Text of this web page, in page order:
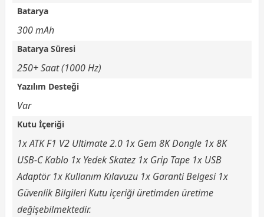
Batarya
300 mAh
Batarya Süresi
250+ Saat (1000 Hz)
Yazılım Desteği
Var
Kutu İçeriği
1x ATK F1 V2 Ultimate 2.0 1x Gem 8K Dongle 1x 8K
USB-C Kablo 1x Yedek Skatez 1x Grip Tape 1x USB
Adaptör 1x Kullanım Kılavuzu 1x Garanti Belgesi 1x
Güvenlik Bilgileri Kutu içeriği üretimden üretime
değişebilmektedir.